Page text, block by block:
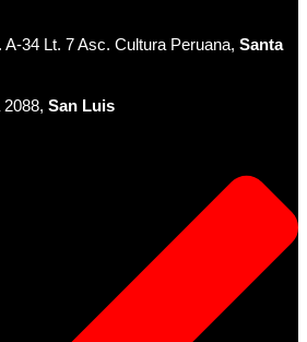
34 Lt. 7 Asc. Cultura Peruana, Santa
San Luis